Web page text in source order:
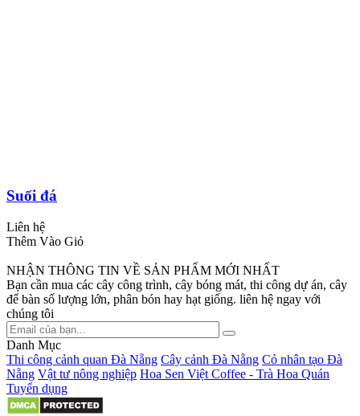
Suối đá
Liên hệ
Thêm Vào Giỏ
NHẬN THÔNG TIN VỀ SẢN PHẨM MỚI NHẤT
Bạn cần mua các cây công trình, cây bóng mát, thi công dự án, cây
để bàn số lượng lớn, phân bón hay hạt giống. liên hệ ngay với
chúng tôi
Danh Mục
Thi công cảnh quan Đà Nẵng Cây cảnh Đà Nẵng Cỏ nhân tạo Đà
Nẵng Vật tư nông nghiệp Hoa Sen Việt Coffee - Trà Hoa Quán
Tuyển dụng